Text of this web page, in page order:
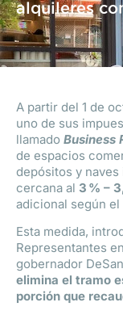
alquileres
A partir del 1 de
uno de sus
llamado Business
de espacios
depósitos y
cercana al 3 % –
adicional según el
Esta medida,
Representantes
gobernador
elimina el tramo
porción que